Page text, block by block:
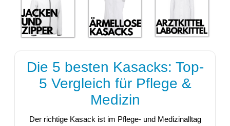
Die 5 besten Kasacks: Top-
5 Vergleich für Pflege &
Medizin
Der richtige Kasack ist im Pflege- und Medizinalltag